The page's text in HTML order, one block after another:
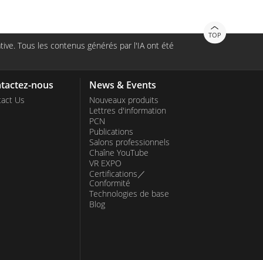
TOP
Tous les contenus générés par l'IA ont été
nous
Us
News & Events
Nouveaux produits
Lettres d'information
PCN
Publications
Salons professionnels
Chaîne YouTube
VR EXPO
Certifications／
Conformité
Technologies de base
Blog